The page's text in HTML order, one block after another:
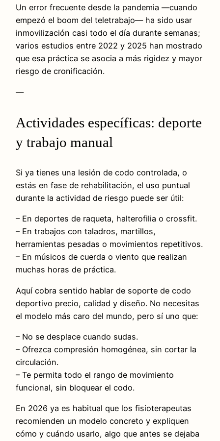
Un error frecuente desde la pandemia —cuando
empezó el boom del teletrabajo— ha sido usar
inmovilización casi todo el día durante semanas;
varios estudios entre 2022 y 2025 han mostrado
que esa práctica se asocia a más rigidez y mayor
riesgo de cronificación.
—
Actividades específicas: deporte
y trabajo manual
Si ya tienes una lesión de codo controlada, o
estás en fase de rehabilitación, el uso puntual
durante la actividad de riesgo puede ser útil:
– En deportes de raqueta, halterofilia o crossfit.
– En trabajos con taladros, martillos,
herramientas pesadas o movimientos repetitivos.
– En músicos de cuerda o viento que realizan
muchas horas de práctica.
Aquí cobra sentido hablar de soporte de codo
deportivo precio, calidad y diseño. No necesitas
el modelo más caro del mundo, pero sí uno que:
– No se desplace cuando sudas.
– Ofrezca compresión homogénea, sin cortar la
circulación.
– Te permita todo el rango de movimiento
funcional, sin bloquear el codo.
En 2026 ya es habitual que los fisioterapeutas
recomienden un modelo concreto y expliquen
cómo y cuándo usarlo, algo que antes se dejaba